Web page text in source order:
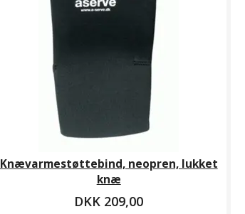
Knævarmestøttebind, neopren, lukket
knæ
DKK 209,00